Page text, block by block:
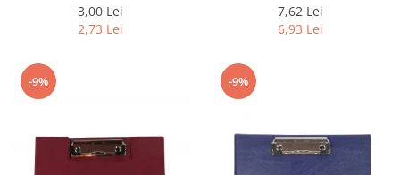
3,00 Lei
2,73 Lei
7,62 Lei
6,93 Lei
-9% -9%